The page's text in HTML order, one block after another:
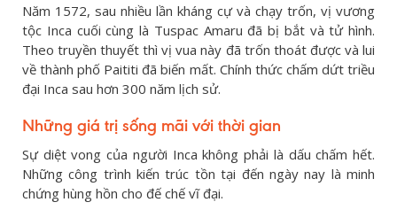
Năm 1572, sau nhiều lần kháng cự và chạy trốn, vị vương
tộc Inca cuối cùng là Tuspac Amaru đã bị bắt và tử hình.
Theo truyền thuyết thì vị vua này đã trốn thoát được và lui
về thành phố Paititi đã biến mất. Chính thức chấm dứt triều
đại Inca sau hơn 300 năm lịch sử.
Những giá trị sống mãi với thời gian
Sự diệt vong của người Inca không phải là dấu chấm hết.
Những công trình kiến trúc tồn tại đến ngày nay là minh
chứng hùng hồn cho đế chế vĩ đại.